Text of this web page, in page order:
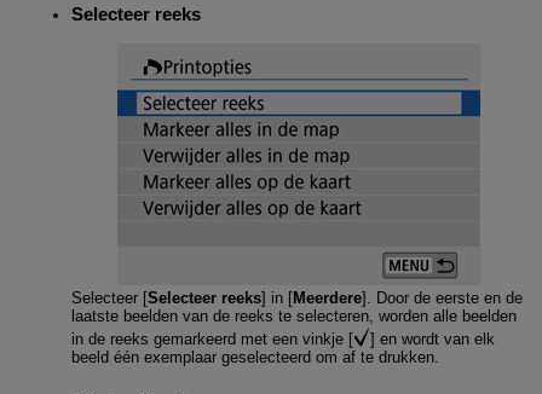
Selecteer reeks
Selecteer [Selecteer reeks] in [Meerdere]. Door de eerste en de
laatste beelden van de reeks te selecteren, worden alle beelden
in de reeks gemarkeerd met een vinkje [
] en wordt van elk
beeld één exemplaar geselecteerd om af te drukken.